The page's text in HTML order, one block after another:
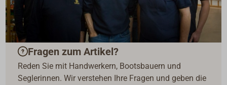
Fragen zum Artikel?
Reden Sie mit Handwerkern, Bootsbauern und
Seglerinnen. Wir verstehen Ihre Fragen und geben die